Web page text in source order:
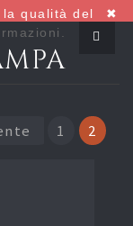
1 2
✖
qualità del